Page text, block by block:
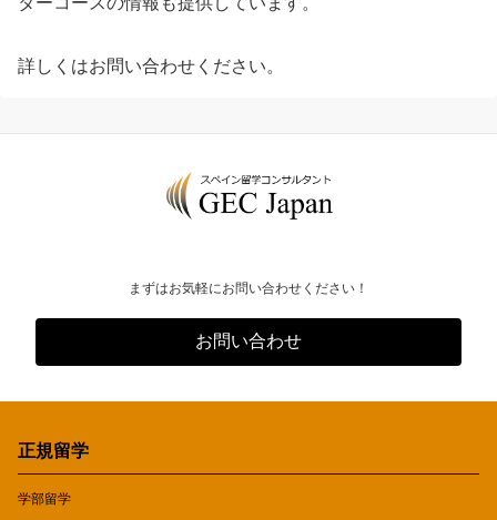
詳しくはお問い合わせください。
まずはお気軽にお問い合わせください！
お問い合わせ
正規留学
学部留学